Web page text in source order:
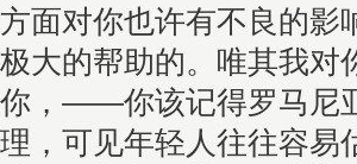
面对你也许有不良的影
大的帮助的。唯其我对
，——你该记得罗马尼
，可见年轻人往往容易